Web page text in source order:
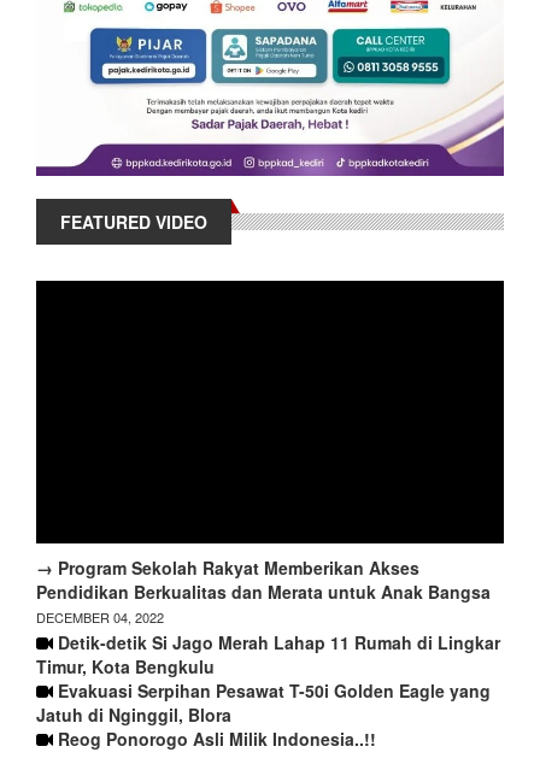
FEATURED VIDEO
→ Program Sekolah Rakyat Memberikan Akses
Pendidikan Berkualitas dan Merata untuk Anak Bangsa
DECEMBER 04, 2022
Detik-detik Si Jago Merah Lahap 11 Rumah di Lingkar
Timur, Kota Bengkulu
Evakuasi Serpihan Pesawat T-50i Golden Eagle yang
Jatuh di Nginggil, Blora
Reog Ponorogo Asli Milik Indonesia..!!